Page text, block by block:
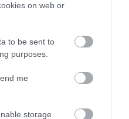
on web or
to be sent to
purposes.
me
storage